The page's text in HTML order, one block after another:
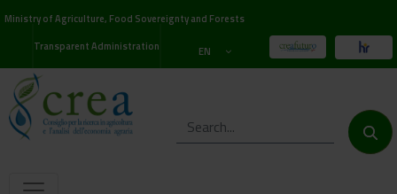
Ministry of Agriculture, Food Sovereignty and Forests
Transparent Administration
EN